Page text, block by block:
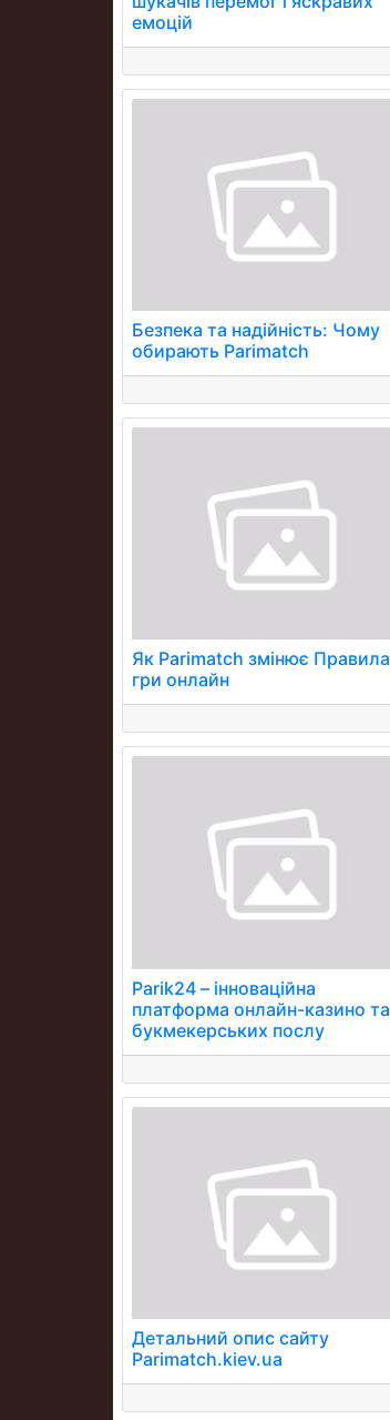
емоцій
Безпека та надійність: Чому
обирають Parimatch
Як Parimatch змінює Правила
гри онлайн
Parik24 – інноваційна
платформа онлайн-казино та
букмекерських послу
Детальний опис сайту
Parimatch.kiev.ua